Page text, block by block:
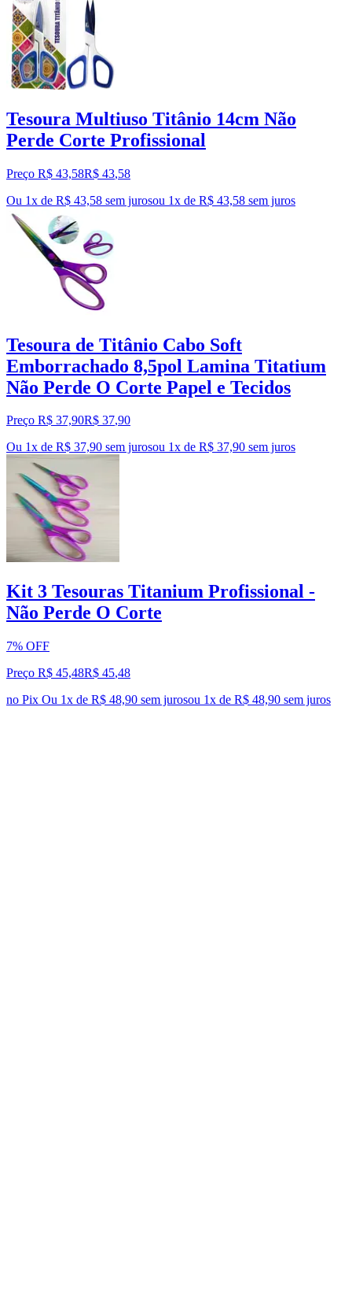
Tesoura Multiuso Titânio 14cm Não
Perde Corte Profissional
Preço R$ 43,58R$ 43,58
Ou 1x de R$ 43,58 sem jurosou 1x de R$ 43,58 sem juros
Tesoura de Titânio Cabo Soft
Emborrachado 8,5pol Lamina Titatium
Não Perde O Corte Papel e Tecidos
Preço R$ 37,90R$ 37,90
Ou 1x de R$ 37,90 sem jurosou 1x de R$ 37,90 sem juros
Kit 3 Tesouras Titanium Profissional -
Não Perde O Corte
7% OFF
Preço R$ 45,48R$ 45,48
no Pix Ou 1x de R$ 48,90 sem jurosou 1x de R$ 48,90 sem juros